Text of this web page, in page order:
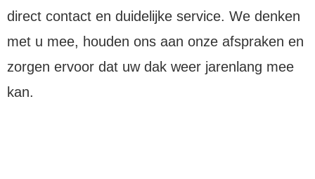
direct contact en duidelijke service. We denken
met u mee, houden ons aan onze afspraken en
zorgen ervoor dat uw dak weer jarenlang mee
kan.